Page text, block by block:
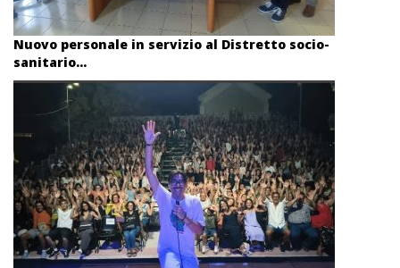
Nuovo personale in servizio al Distretto socio-
sanitario...